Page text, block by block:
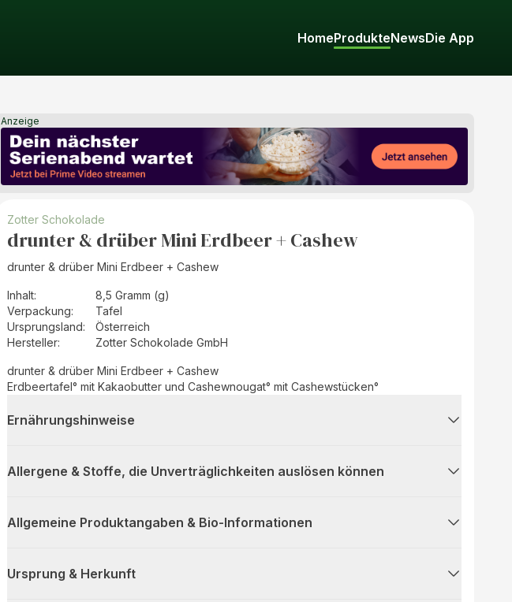
HomeProdukteNewsDie App
Anzeige
Zotter Schokolade
drunter & drüber Mini Erdbeer + Cashew
drunter & drüber Mini Erdbeer + Cashew
Inhalt:
8,5 Gramm (g)
Verpackung:
Tafel
Ursprungsland:
Österreich
Hersteller: Zotter Schokolade GmbH
drunter & drüber Mini Erdbeer + Cashew
Erdbeertafel° mit Kakaobutter und Cashewnougat° mit Cashewstücken°
Ernährungshinweise
Allergene & Stoffe, die Unverträglichkeiten auslösen können
Allgemeine Produktangaben & Bio-Informationen
Ursprung & Herkunft